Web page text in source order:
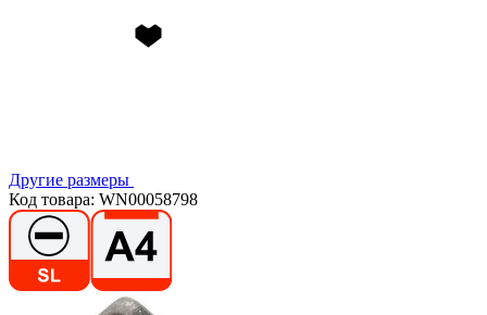
Другие размеры
Код товара: WN00058798